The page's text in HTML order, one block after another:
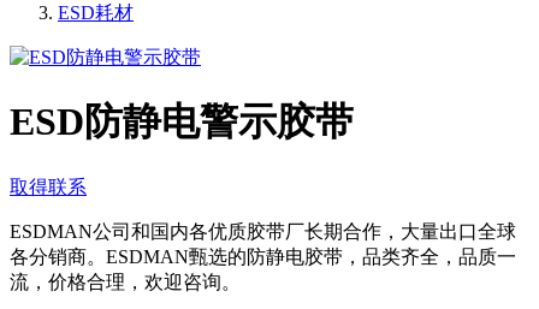
ESD耗材
ESD防静电警示胶带
取得联系
ESDMAN公司和国内各优质胶带厂长期合作，大量出口全球
各分销商。ESDMAN甄选的防静电胶带，品类齐全，品质一
流，价格合理，欢迎咨询。